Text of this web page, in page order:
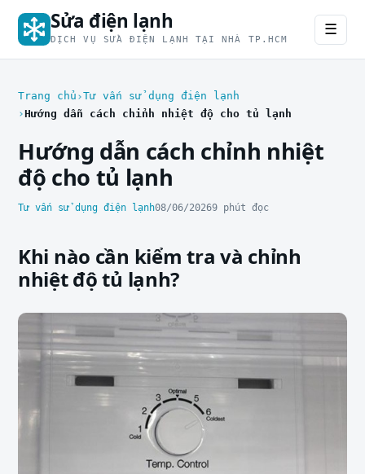
Sửa điện lạnh
DỊCH VỤ SỬA ĐIỆN LẠNH TẠI NHÀ TP.HCM
☰
Trang chủ Tư vấn sử dụng điện lạnh
Hướng dẫn cách chỉnh nhiệt độ cho tủ lạnh
Hướng dẫn cách chỉnh nhiệt
độ cho tủ lạnh
Tư vấn sử dụng điện lạnh08/06/20269 phút đọc
Khi nào cần kiểm tra và chỉnh
nhiệt độ tủ lạnh?